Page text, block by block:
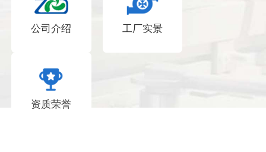
公司介绍 工厂实景
资质荣誉